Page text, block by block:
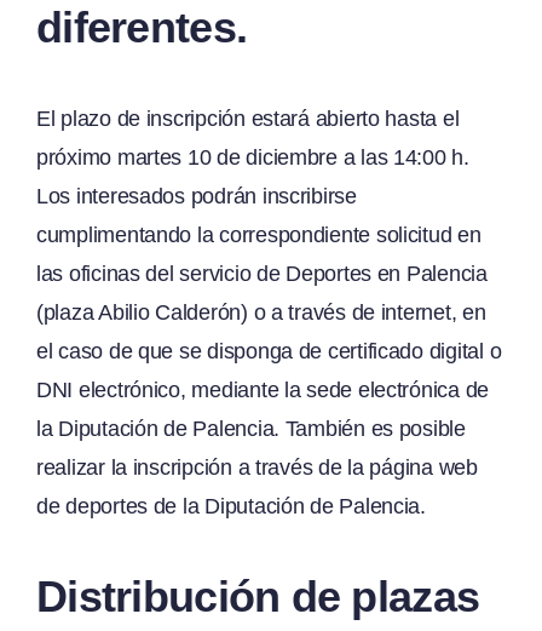
diferentes.
El plazo de inscripción estará abierto hasta el
próximo martes 10 de diciembre a las 14:00 h.
Los interesados podrán inscribirse
cumplimentando la correspondiente solicitud en
las oficinas del servicio de Deportes en Palencia
(plaza Abilio Calderón) o a través de internet, en
el caso de que se disponga de certificado digital o
DNI electrónico, mediante lasede electrónica de
la Diputación de Palencia. También es posible
realizar la inscripción a través de la página web
de deportes de la Diputación de Palencia.
Distribución de plazas